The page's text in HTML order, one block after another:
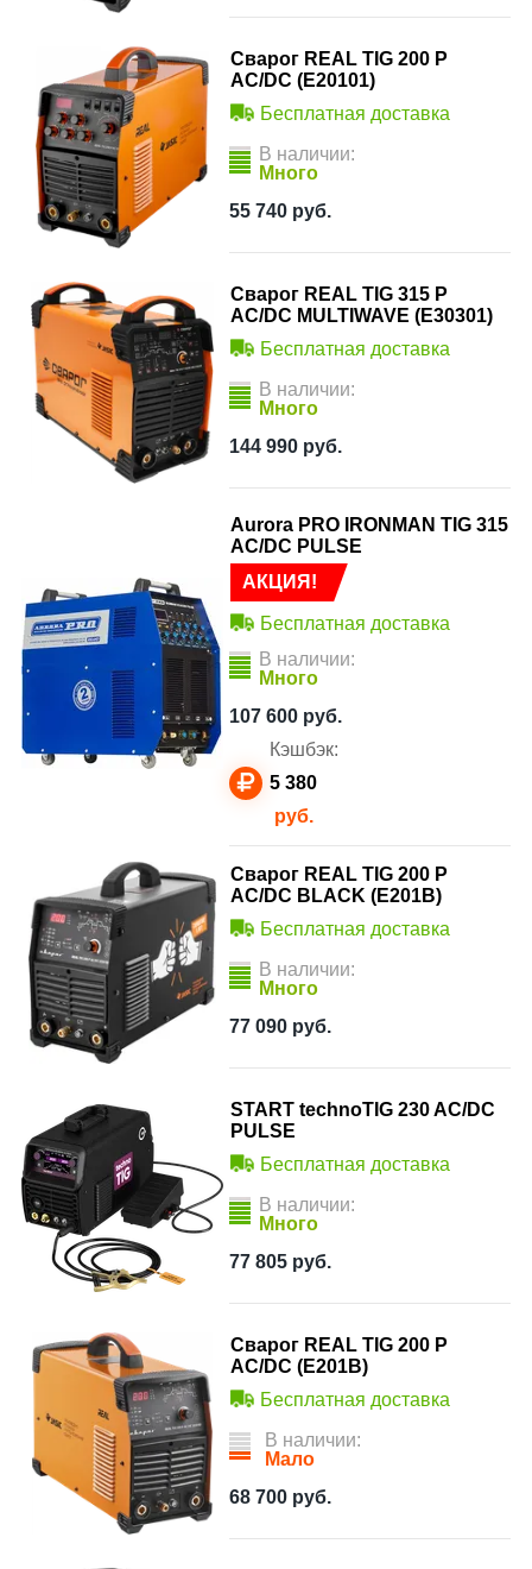
Сварог REAL TIG 200 P
AC/DC (E20101)
Бесплатная доставка
В наличии:
Много
55 740 руб.
Сварог REAL TIG 315 P
AC/DC MULTIWAVE (E30301)
Бесплатная доставка
В наличии:
Много
144 990 руб.
АКЦИЯ!
Aurora PRO IRONMAN TIG 315
AC/DC PULSE
Бесплатная доставка
В наличии:
Много
107 600 руб.
Кэшбэк:
5 380
руб.
Сварог REAL TIG 200 P
AC/DC BLACK (E201B)
Бесплатная доставка
В наличии:
Много
77 090 руб.
START technoTIG 230 AC/DC
PULSE
Бесплатная доставка
В наличии:
Много
77 805 руб.
Сварог REAL TIG 200 P
AC/DC (E201B)
Бесплатная доставка
В наличии:
Мало
68 700 руб.